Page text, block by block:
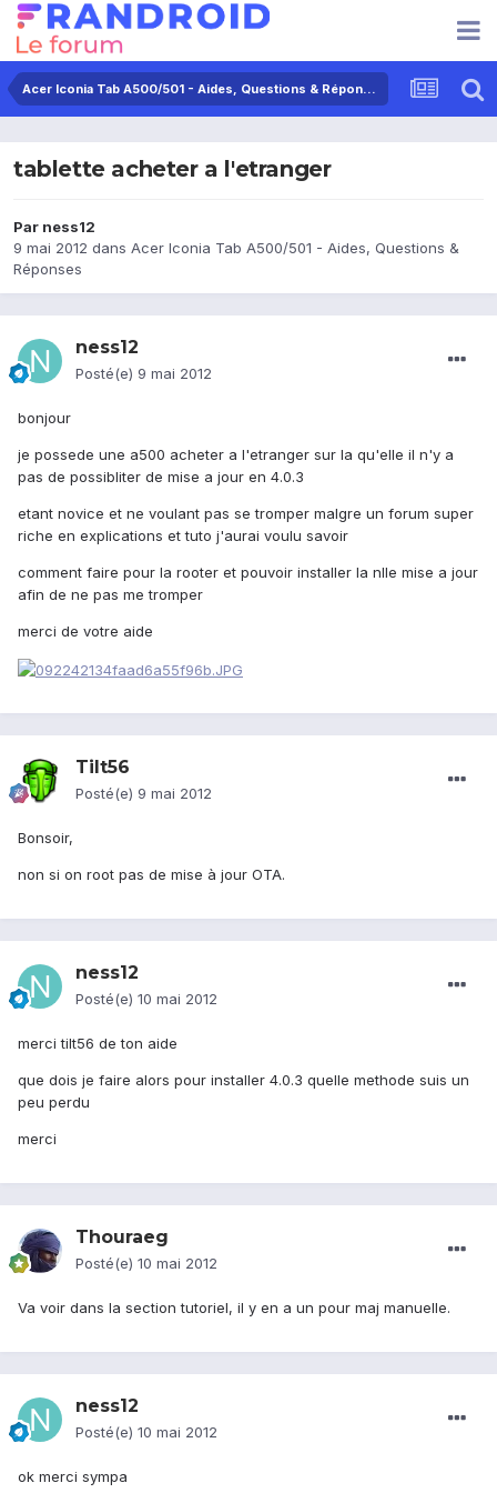
Acer Iconia Tab A500/501 - Aides, Questions & Réponses
tablette acheter a l'etranger
Par ness12
9 mai 2012 dans Acer Iconia Tab A500/501 - Aides, Questions &
Réponses
ness12
Posté(e) 9 mai 2012
bonjour
je possede une a500 acheter a l'etranger sur la qu'elle il n'y a
pas de possibliter de mise a jour en 4.0.3
etant novice et ne voulant pas se tromper malgre un forum super
riche en explications et tuto j'aurai voulu savoir
comment faire pour la rooter et pouvoir installer la nlle mise a jour
afin de ne pas me tromper
merci de votre aide
Tilt56
Posté(e) 9 mai 2012
Bonsoir,
non si on root pas de mise à jour OTA.
ness12
Posté(e) 10 mai 2012
merci tilt56 de ton aide
que dois je faire alors pour installer 4.0.3 quelle methode suis un
peu perdu
merci
Thouraeg
Posté(e) 10 mai 2012
Va voir dans la section tutoriel, il y en a un pour maj manuelle.
ness12
Posté(e) 10 mai 2012
ok merci sympa